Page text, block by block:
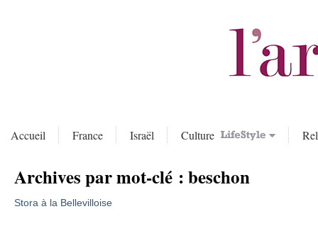
Accueil France Israël Culture
Archives par mot-clé :beschon
Stora à la Bellevilloise